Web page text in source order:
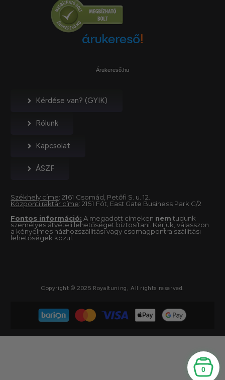
Árukereső.hu
Kérdése van? (GYIK)
Rólunk
Kapcsolat
ÁSZF
Székhely címe: 2161 Csomád, Petőfi S. u. 12.
Központi raktár címe: 2151 Fót, East Gate Business Park C/2
Fontos információ: A megadott címeken nem tudunk
személyes átvételi lehetőséget biztosítani. Kérjük, válasszon
a kényelmes házhozszállítási vagy csomagpontra szállítási
lehetőségek közül.
Copyright © 2025 Royaltuning, All rights reserved.
0